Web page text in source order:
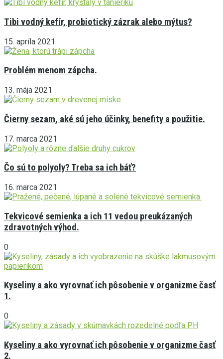
Tibi vodný kefír, probiotický zázrak alebo mýtus?
15. apríla 2021
Problém menom zápcha.
13. mája 2021
Čierny sezam, aké sú jeho účinky, benefity a použitie.
17. marca 2021
Čo sú to polyoly? Treba sa ich báť?
16. marca 2021
Tekvicové semienka a ich 11 vedou preukázaných
zdravotných výhod.
0
Kyseliny a ako vyrovnať ich pôsobenie v organizme časť
1.
0
Kyseliny a ako vyrovnať ich pôsobenie v organizme časť
2.